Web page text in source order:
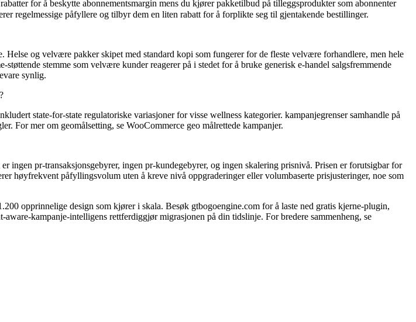
for å beskytte abonnementsmargin mens du kjører pakketilbud på tilleggsprodukter som abonnenter
regelmessige påfyllere og tilbyr dem en liten rabatt for å forplikte seg til gjentakende bestillinger.
og velvære pakker skipet med standard kopi som fungerer for de fleste velvære forhandlere, men hele
stemme som velvære kunder reagerer på i stedet for å bruke generisk e-handel salgsfremmende
synlig.
state-for-state regulatoriske variasjoner for visse wellness kategorier. kampanjegrenser samhandle på
For mer om geomålsetting, se WooCommerce geo målrettede kampanjer.
pr-transaksjonsgebyrer, ingen pr-kundegebyrer, og ingen skalering prisnivå. Prisen er forutsigbar for
høyfrekvent påfyllingsvolum uten å kreve nivå oppgraderinger eller volumbaserte prisjusteringer, noe som
opprinnelige design som kjører i skala. Besøk gtbogoengine.com for å laste ned gratis kjerne-plugin,
kampanje-intelligens rettferdiggjør migrasjonen på din tidslinje. For bredere sammenheng, se